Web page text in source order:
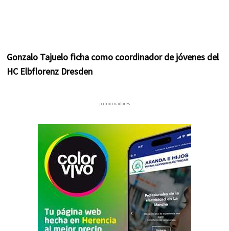
Gonzalo Tajuelo ficha como coordinador de jóvenes del
HC Elbflorenz Dresden
– patrocinadores –